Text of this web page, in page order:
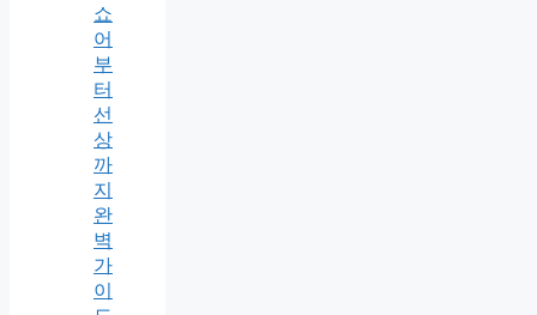
쇼
어
부
터
선
상
까
지
완
벽
가
이